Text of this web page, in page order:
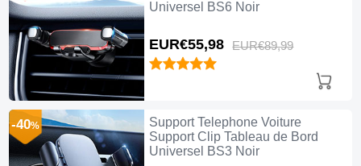
Universel BS6 Noir
EUR€55,98 EUR€89,99
Support Telephone Voiture
Support Clip Tableau de Bord
Universel BS3 Noir
-40%